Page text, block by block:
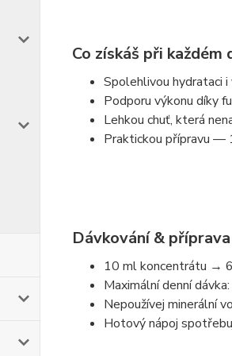
Co získáš při každém
Spolehlivou hydrataci i
Podporu výkonu díky
Lehkou chuť, která
Praktickou přípravu —
Dávkování & příprava
10 ml koncentrátu →
Maximální denní dávka:
Nepoužívej minerální
Hotový nápoj